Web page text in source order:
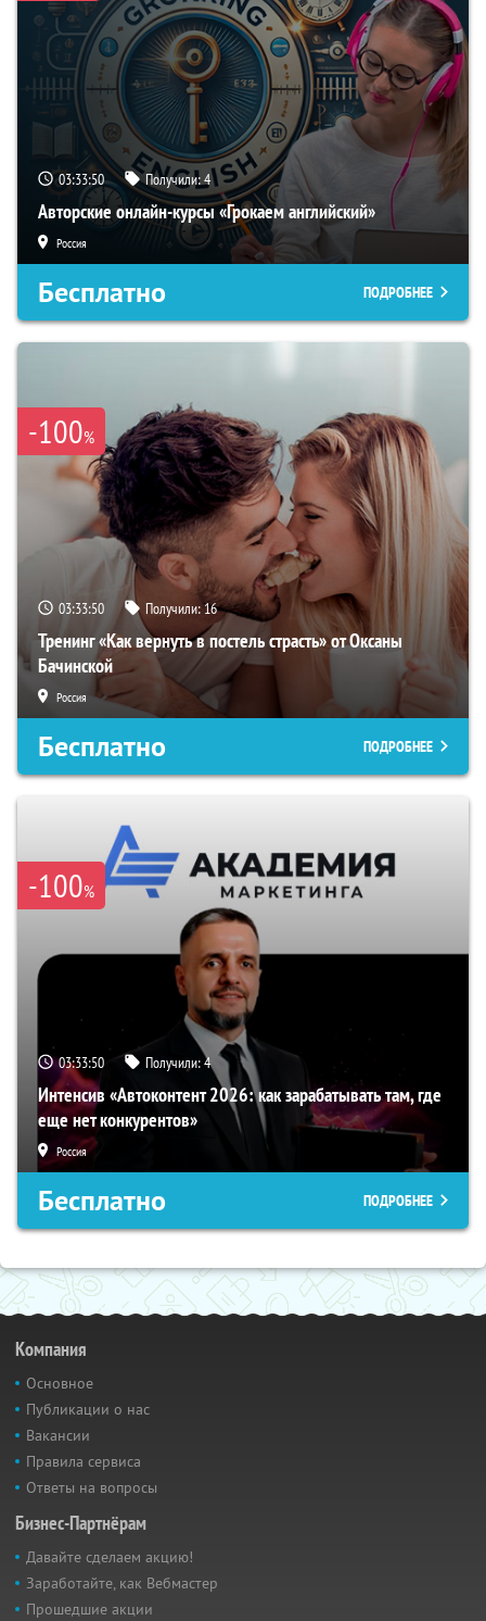
03:33:49 Получили:4
Авторские онлайн-курсы «Грокаем английский»
Россия
Бесплатно ПОДРОБНЕЕ
-100%
03:33:49 Получили:16
Тренинг «Как вернуть в постель страсть» от Оксаны
Бачинской
Россия
Бесплатно ПОДРОБНЕЕ
-100%
03:33:49 Получили:4
Интенсив «Автоконтент 2026: как зарабатывать там, где
еще нет конкурентов»
Россия
Бесплатно ПОДРОБНЕЕ
Компания
Основное
Публикации о нас
Вакансии
Правила сервиса
Ответы на вопросы
Бизнес-Партнёрам
Давайте сделаем акцию!
Заработайте, как Вебмастер
Прошедшие акции